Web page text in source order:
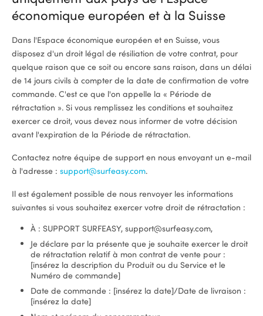
économique européen et à la Suisse
Dans l'Espace économique européen et en Suisse, vous
disposez d'un droit légal de résiliation de votre contrat, pour
quelque raison que ce soit ou encore sans raison, dans un délai
de 14 jours civils à compter de la date de confirmation de votre
commande. C'est ce que l'on appelle la « Période de
rétractation ». Si vous remplissez les conditions et souhaitez
exercer ce droit, vous devez nous informer de votre décision
avant l'expiration de la Période de rétractation.
Contactez notre équipe de support en nous envoyant un e-mail
à l'adresse : support@surfeasy.com.
Il est également possible de nous renvoyer les informations
suivantes si vous souhaitez exercer votre droit de rétractation :
À : SUPPORT SURFEASY, support@surfeasy.com,
Je déclare par la présente que je souhaite exercer le droit
de rétractation relatif à mon contrat de vente pour :
[insérez la description du Produit ou du Service et le
Numéro de commande]
Date de commande : [insérez la date]/Date de livraison :
[insérez la date]